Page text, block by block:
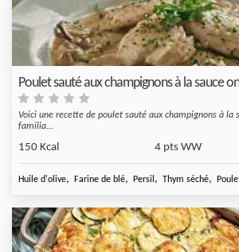
Poulet sauté aux champignons à la sauce
Voici une recette de poulet sauté aux champignons à la
familia...
150 Kcal 4 pts WW
Huile d'olive, Farine de blé, Persil , Thym séché,